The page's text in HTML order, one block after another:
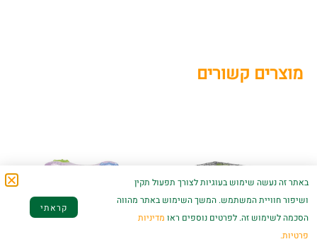
מוצרים קשורים
באתר זה נעשה שימוש בעוגיות לצורך תפעול תקין
ושיפור חוויית המשתמש. המשך השימוש באתר מהווה
הסכמה לשימוש זה. לפרטים נוספים ראו מדיניות
פרטיות.
קראתי